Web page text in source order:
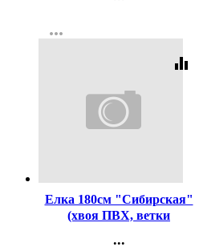
Регистрация
more_horiz
equalizer
Елка 180см "Сибирская"
(хвоя ПВХ, ветки
...